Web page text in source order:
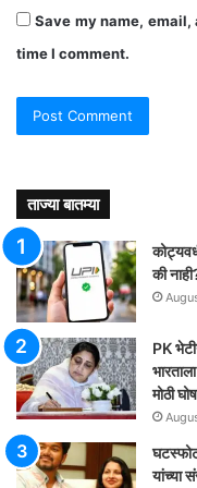
Save my name,
time I comment.
ताज्या बातम्या
की
PK
मोठी
यांच्या